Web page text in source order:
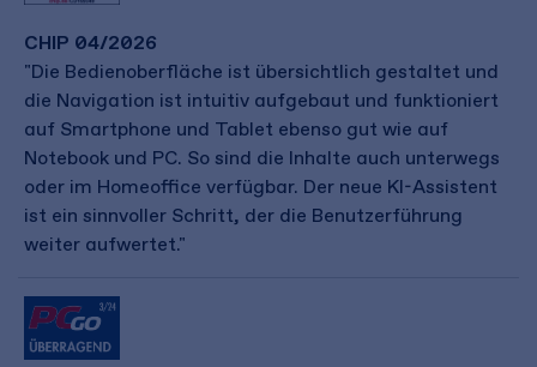
CHIP 04/2026
"Die Bedienoberfläche ist übersichtlich gestaltet und
die Navigation ist intuitiv aufgebaut und funktioniert
auf Smartphone und Tablet ebenso gut wie auf
Notebook und PC. So sind die Inhalte auch unterwegs
oder im Homeoffice verfügbar. Der neue KI-Assistent
ist ein sinnvoller Schritt, der die Benutzerführung
weiter aufwertet."